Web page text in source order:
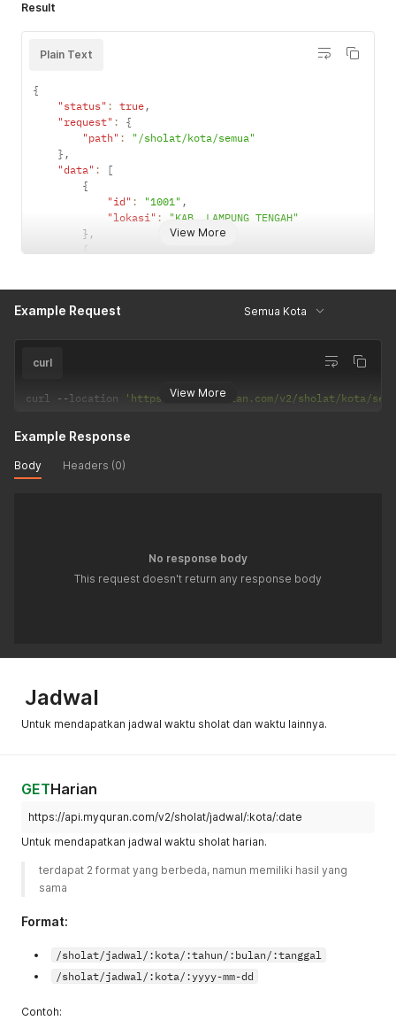
Result
View More
Plain Text
{
"status" : true,
"request" :
{
"path" :
"/sholat/kota/semua"
} ,
"data" :
[
{
"id" : "1001" ,
"lokasi" :
"KAB. LAMPUNG TENGAH"
} ,
{
...
Example Request Semua Kota
View More
curl
curl --location 'https://api.myquran.com/v2/sholat/kota/
Example Response
Body Headers (0)
No response body
This request doesn't return any response body
Jadwal
Untuk mendapatkan jadwal waktu sholat dan waktu lainnya.
GETHarian
https://api.myquran.com/v2/sholat/jadwal/:kota/:date
Untuk mendapatkan jadwal waktu sholat harian.
terdapat 2 format yang berbeda, namun memiliki hasil yang
sama
Format:
/sholat/jadwal/:kota/:tahun/:bulan/:tanggal
/sholat/jadwal/:kota/:yyyy-mm-dd
Contoh: